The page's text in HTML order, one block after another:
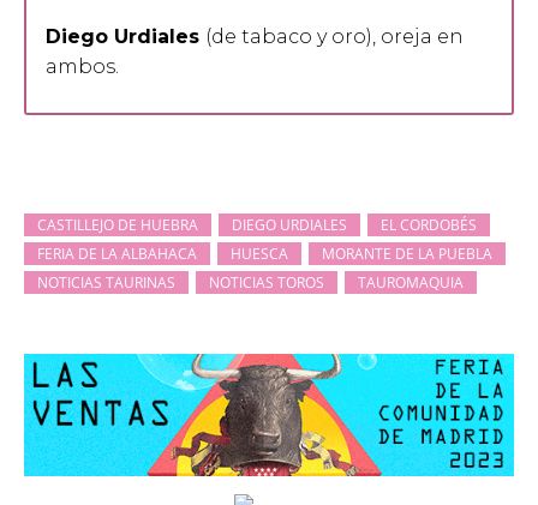
Diego Urdiales (de tabaco y oro), oreja en
ambos.
CASTILLEJO DE HUEBRA DIEGO URDIALES
EL CORDOBÉS
FERIA DE LA ALBAHACA
HUESCA
MORANTE DE LA PUEBLA
NOTICIAS TAURINAS
NOTICIAS TOROS TAUROMAQUIA